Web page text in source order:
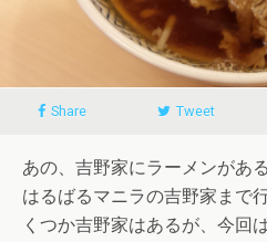
Share Tweet
あの、吉野家にラーメンがあ
はるばるマニラの吉野家まで
くつか吉野家はあるが、今回